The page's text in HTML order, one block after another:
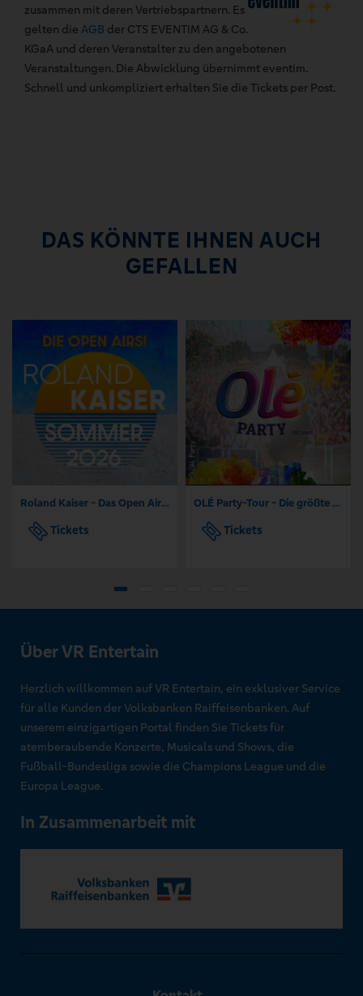
zusammen mit deren Vertriebspartnern. Es
gelten die AGB der CTS EVENTIM AG & Co.
KGaA und deren Veranstalter zu den angebotenen
Veranstaltungen. Die Abwicklung übernimmt eventim.
Schnell und unkompliziert erhalten Sie die Tickets per Post.
DAS KÖNNTE IHNEN AUCH
GEFALLEN
Roland Kaiser - Das Open Air 2026!
Tickets
OLÉ Party-Tour - Die größte Mallorca Party-Tour der Welt
Tickets
Über VR Entertain
Herzlich willkommen auf VR Entertain, ein exklusiver Service
für alle Kunden der Volksbanken Raiffeisenbanken. Auf
unserem einzigartigen Portal finden Sie Tickets für
atemberaubende Konzerte, Musicals und Shows, die
Fußball-Bundesliga sowie die Champions League und die
Europa League.
In Zusammenarbeit mit